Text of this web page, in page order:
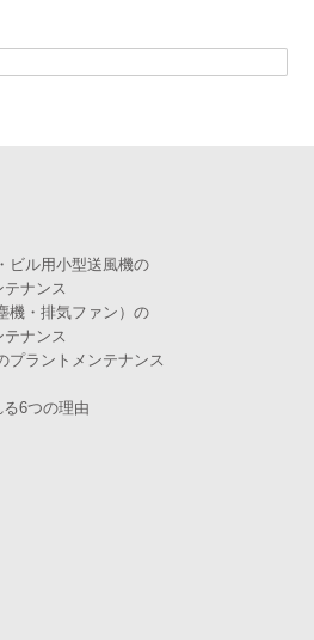
ビル用小型送風機の
ナンス
機・排気ファン）の
ナンス
プラントメンテナンス
6つの理由